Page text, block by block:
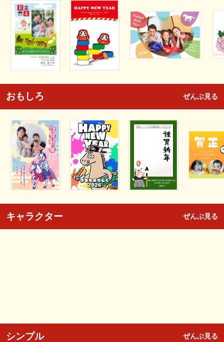
おもしろ ぜんぶ見る
キャラクター ぜんぶ見る
シンプル ぜんぶ見る